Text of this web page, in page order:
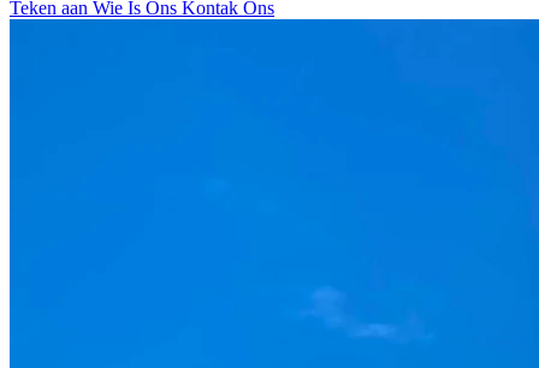
Teken aan Wie Is Ons Kontak Ons